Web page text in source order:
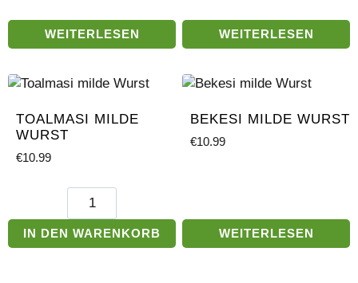
WEITERLESEN WEITERLESEN
TOALMASI MILDE
WURST
€10.99
Toalmasi
Wurst
Menge
IN DEN WARENKORB
BEKESI MILDE WURST
€10.99
WEITERLESEN